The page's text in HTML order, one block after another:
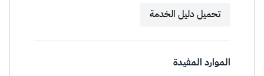
تحميل دليل الخدمة
الموارد المفيدة